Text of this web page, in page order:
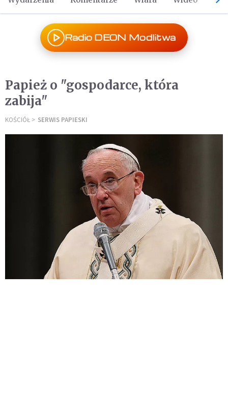
Radio DEON Modlitwa
Papież o "gospodarce, która
zabija"
KOŚCIÓŁ SERWIS PAPIESKI